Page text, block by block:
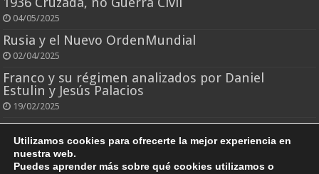
04/05/2025
Rusia y el Nuevo OrdenMundial
02/04/2025
Franco y su régimen analizados por Daniel
Estulin y Jesús Palacios
19/02/2025
El rey que todo lo perdió
25/10/2024
Utilizamos cookies para ofrecerte la mejor experiencia en
nuestra web.
Puedes aprender más sobre qué cookies utilizamos o